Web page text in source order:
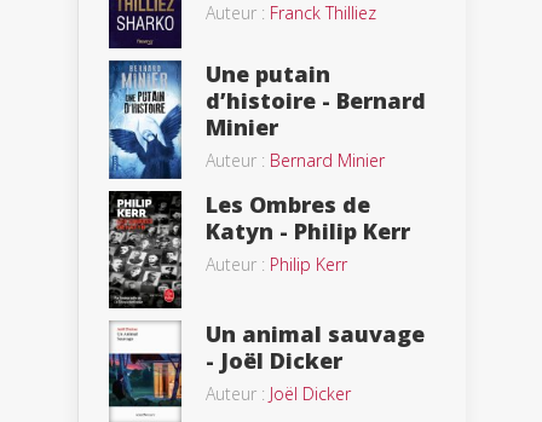
Auteur : Franck Thilliez
Une putain
d’histoire - Bernard
Minier
Auteur : Bernard Minier
Les Ombres de
Katyn - Philip Kerr
Auteur : Philip Kerr
Un animal sauvage
- Joël Dicker
Auteur : Joël Dicker